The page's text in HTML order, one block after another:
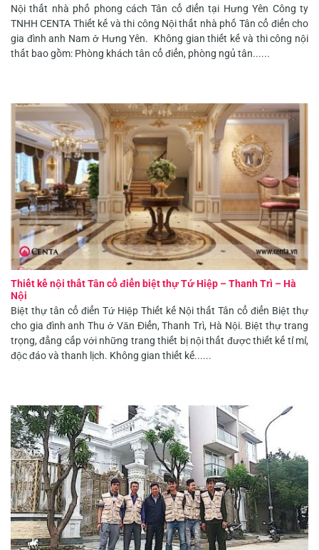
Nội thất nhà phố phong cách Tân cổ điển tại Hưng Yên Công ty
TNHH CENTA Thiết kế và thi công Nội thất nhà phố Tân cổ điển cho
gia đình anh Nam ở Hưng Yên. Không gian thiết kế và thi công nội
thất bao gồm: Phòng khách tân cổ điển, phòng ngủ tân......
Thiết kế nội thất Tân cổ điển biệt thự Tứ Hiệp – Thanh Trì – Hà
Nội
Biệt thự tân cổ điển Tứ Hiệp Thiết kế Nội thất Tân cổ điển Biệt thự
cho gia đình anh Thu ở Văn Điển, Thanh Trì, Hà Nội. Biệt thự trang
trọng, đẳng cấp với những trang thiết bị nội thất được thiết kế tỉ mỉ,
độc đáo và thanh lịch. Không gian thiết kế......